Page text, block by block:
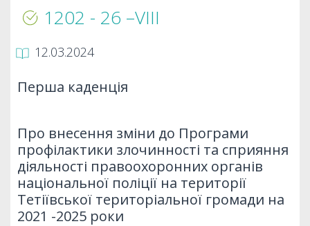
1202 - 26 –VIIІ
12.03.2024
Перша каденція
Про внесення зміни до Програми
профілактики злочинності та сприяння
діяльності правоохоронних органів
національної поліції на території
Тетіївської територіальної громади на
2021 -2025 роки